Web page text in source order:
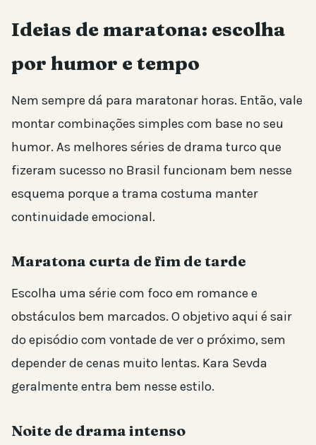
Ideias de maratona: escolha
por humor e tempo
Nem sempre dá para maratonar horas. Então, vale
montar combinações simples com base no seu
humor. As melhores séries de drama turco que
fizeram sucesso no Brasil funcionam bem nesse
esquema porque a trama costuma manter
continuidade emocional.
Maratona curta de fim de tarde
Escolha uma série com foco em romance e
obstáculos bem marcados. O objetivo aqui é sair
do episódio com vontade de ver o próximo, sem
depender de cenas muito lentas. Kara Sevda
geralmente entra bem nesse estilo.
Noite de drama intenso